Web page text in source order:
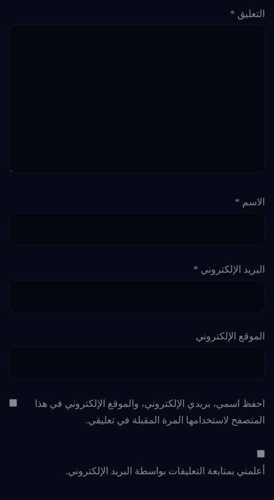
التعليق *
الاسم *
البريد الإلكتروني *
الموقع الإلكتروني
احفظ اسمي، بريدي الإلكتروني، والموقع الإلكتروني في هذا
المتصفح لاستخدامها المرة المقبلة في تعليقي.
أعلمني بمتابعة التعليقات بواسطة البريد الإلكتروني.